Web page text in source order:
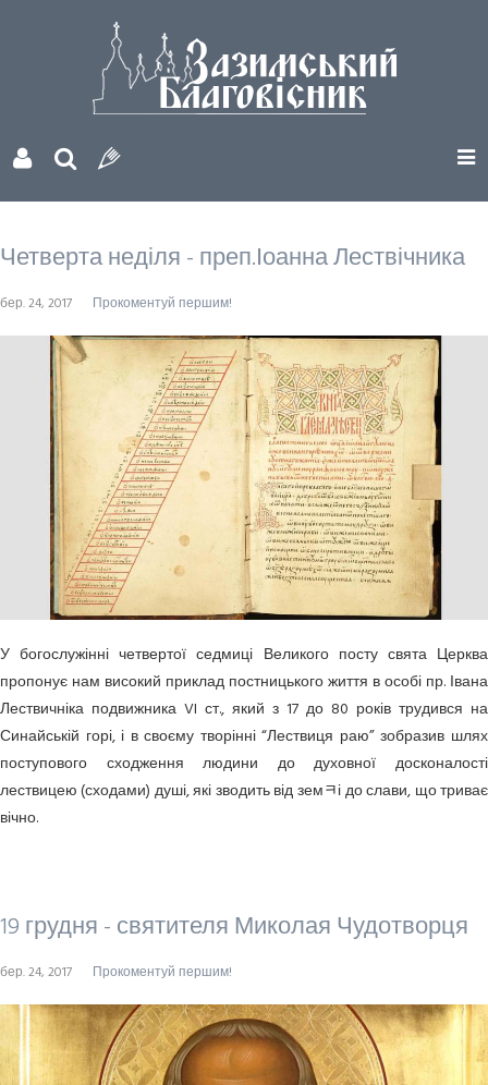
Четверта неділя - преп.Іоанна Лествічника
бер. 24, 2017 Прокоментуй першим!
У богослужінні четвертої седмиці Великого посту свята Церква
пропонує нам високий приклад постницького життя в особі пр. Івана
Лествичніка подвижника VI ст., який з 17 до 80 років трудився на
Синайській горі, і в своєму творінні “Лествиця раю” зобразив шлях
поступового сходження людини до духовної досконалості
лествицею (сходами) душі, які зводить від земﾻі до слави, що триває
вічно.
19 грудня - святителя Миколая Чудотворця
бер. 24, 2017 Прокоментуй першим!